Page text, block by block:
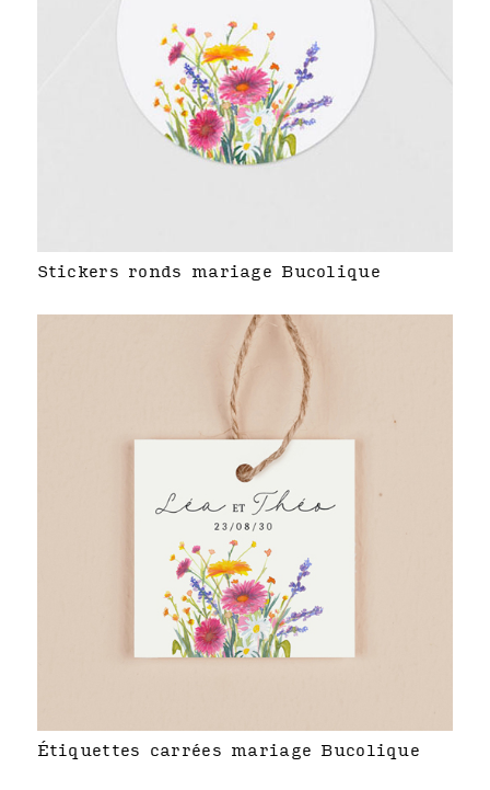
Stickers ronds mariage Bucolique
Étiquettes carrées mariage Bucolique